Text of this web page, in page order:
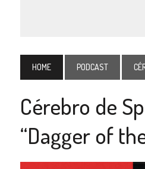
HOME PODCAST
Cérebro de
“Dagger of